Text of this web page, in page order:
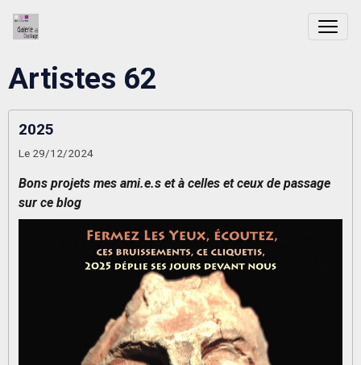
Artistes 62
2025
Le 29/12/2024
Bons projets mes ami.e.s et à celles et ceux de passage
sur ce blog